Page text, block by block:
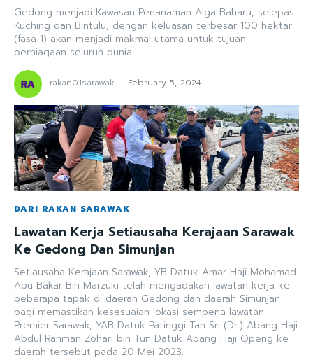
Gedong menjadi Kawasan Penanaman Alga Baharu, selepas
Kuching dan Bintulu, dengan keluasan terbesar 100 hektar
(fasa 1) akan menjadi makmal utama untuk tujuan
perniagaan seluruh dunia.
rakan01sarawak - February 5, 2024
DARI RAKAN SARAWAK
Lawatan Kerja Setiausaha Kerajaan Sarawak
Ke Gedong Dan Simunjan
Setiausaha Kerajaan Sarawak, YB Datuk Amar Haji Mohamad
Abu Bakar Bin Marzuki telah mengadakan lawatan kerja ke
beberapa tapak di daerah Gedong dan daerah Simunjan
bagi memastikan kesesuaian lokasi sempena lawatan
Premier Sarawak, YAB Datuk Patinggi Tan Sri (Dr.) Abang Haji
Abdul Rahman Zohari bin Tun Datuk Abang Haji Openg ke
daerah tersebut pada 20 Mei 2023.